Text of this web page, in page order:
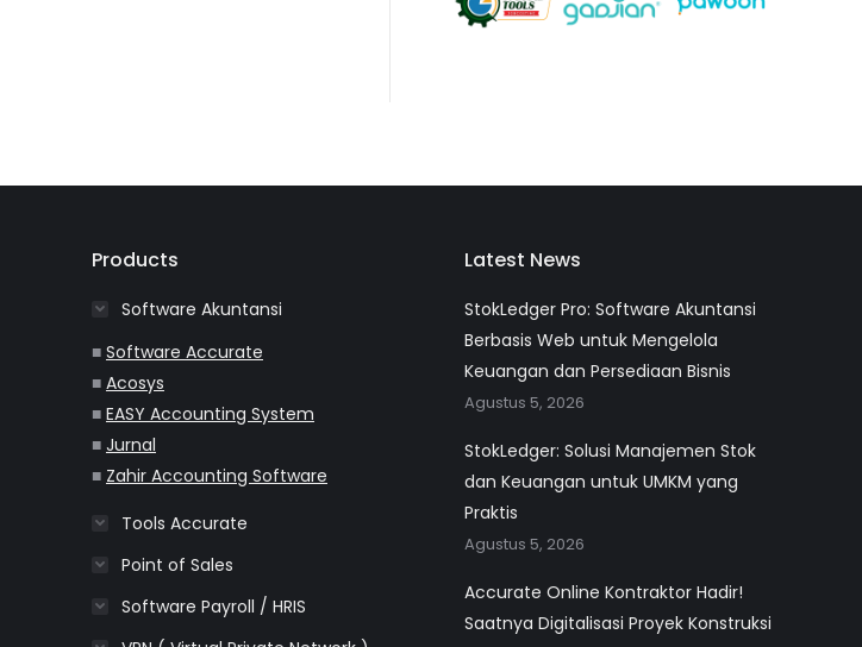
Products
Software Akuntansi
■ Software Accurate
■ Acosys
■ EASY Accounting System
■ Jurnal
■ Zahir Accounting Software
Tools Accurate
Point of Sales
Software Payroll / HRIS
Latest News
StokLedger Pro: Software Akuntansi
Berbasis Web untuk Mengelola
Keuangan dan Persediaan Bisnis
Agustus 5, 2026
StokLedger: Solusi Manajemen Stok
dan Keuangan untuk UMKM yang
Praktis
Agustus 5, 2026
Accurate Online Kontraktor Hadir!
Saatnya Digitalisasi Proyek Konstruksi